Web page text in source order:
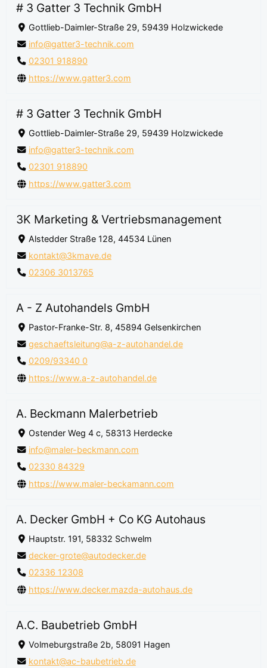
# 3 Gatter 3 Technik GmbH
Gottlieb-Daimler-Straße 29, 59439 Holzwickede
info@gatter3-technik.com
02301 918890
https://www.gatter3.com
# 3 Gatter 3 Technik GmbH
Gottlieb-Daimler-Straße 29, 59439 Holzwickede
info@gatter3-technik.com
02301 918890
https://www.gatter3.com
3K Marketing & Vertriebsmanagement
Alstedder Straße 128, 44534 Lünen
kontakt@3kmave.de
02306 3013765
A - Z Autohandels GmbH
Pastor-Franke-Str. 8, 45894 Gelsenkirchen
geschaeftsleitung@a-z-autohandel.de
0209/93340 0
https://www.a-z-autohandel.de
A. Beckmann Malerbetrieb
Ostender Weg 4 c, 58313 Herdecke
info@maler-beckmann.com
02330 84329
https://www.maler-beckamann.com
A. Decker GmbH + Co KG Autohaus
Hauptstr. 191, 58332 Schwelm
decker-grote@autodecker.de
02336 12308
https://www.decker.mazda-autohaus.de
A.C. Baubetrieb GmbH
Volmeburgstraße 2b, 58091 Hagen
kontakt@ac-baubetrieb.de